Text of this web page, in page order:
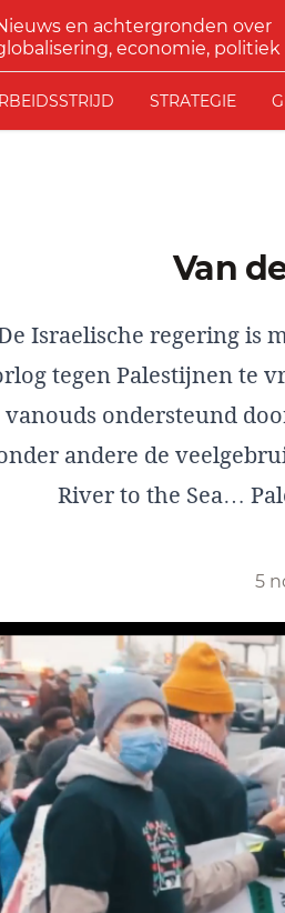
en achtergronden over
economie, politiek
STRATEGIE
Van
Israelische regering is
tegen Palestijnen te
vanouds ondersteund
andere de
River to the Sea…
5